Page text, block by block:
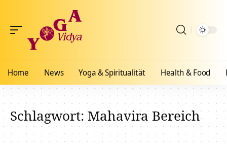
Home News Yoga & Spiritualität Health & Food
Schlagwort:Mahavira Bereich